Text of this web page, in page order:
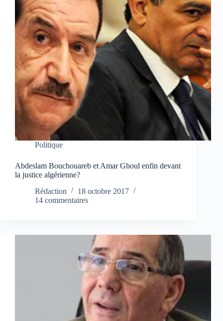
Politique
Abdeslam Bouchouareb et Amar Ghoul enfin devant
la justice algérienne?
Rédaction
18 octobre 2017
14 commentaires